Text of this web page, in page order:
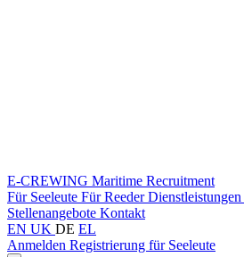
E-CREWING Maritime Recruitment
Für Seeleute Für ReederDienstleistungen
Stellenangebote Kontakt
EN UK DE EL
Anmelden Registrierung für Seeleute